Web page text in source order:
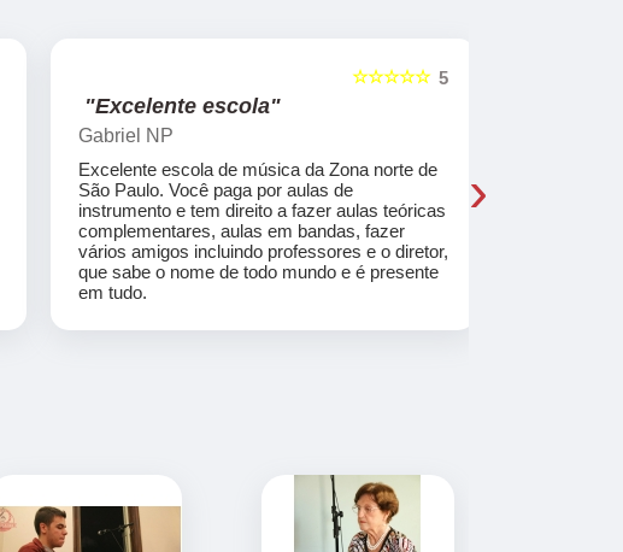
5
☆☆☆☆☆
"Excelente escola"
Gabriel NP
Excelente escola de música da Zona norte de
São Paulo. Você paga por aulas de
instrumento e tem direito a fazer aulas teóricas
complementares, aulas em bandas, fazer
vários amigos incluindo professores e o diretor,
que sabe o nome de todo mundo e é presente
em tudo.
›